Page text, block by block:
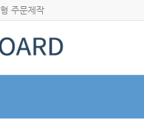
주문제작